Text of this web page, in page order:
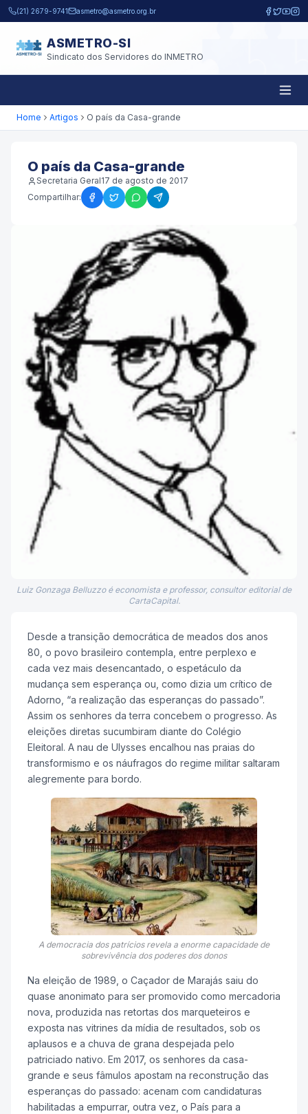
Pular para o conteúdo principal
(21) 2679-9741 asmetro@asmetro.org.br
ASMETRO-SI
Sindicato dos Servidores do INMETRO
Home Artigos O país da Casa-grande
O país da Casa-grande
Secretaria Geral17 de agosto de 2017
Compartilhar:
Luiz Gonzaga Belluzzo é economista e professor, consultor editorial de
CartaCapital.
Desde a transição democrática de meados dos anos
80, o povo brasileiro contempla, entre perplexo e
cada vez mais desencantado, o espetáculo da
mudança sem esperança ou, como dizia um crítico de
Adorno, “a realização das esperanças do passado”.
Assim os senhores da terra concebem o progresso. As
eleições diretas sucumbiram diante do Colégio
Eleitoral. A nau de Ulysses encalhou nas praias do
transformismo e os náufragos do regime militar saltaram
alegremente para bordo.
A democracia dos patrícios revela a enorme capacidade de
sobrevivência dos poderes dos donos
Na eleição de 1989, o Caçador de Marajás saiu do
quase anonimato para ser promovido como mercadoria
nova, produzida nas retortas dos marqueteiros e
exposta nas vitrines da mídia de resultados, sob os
aplausos e a chuva de grana despejada pelo
patriciado nativo. Em 2017, os senhores da casa-
grande e seus fâmulos apostam na reconstrução das
esperanças do passado: acenam com candidaturas
habilitadas a empurrar, outra vez, o País para a